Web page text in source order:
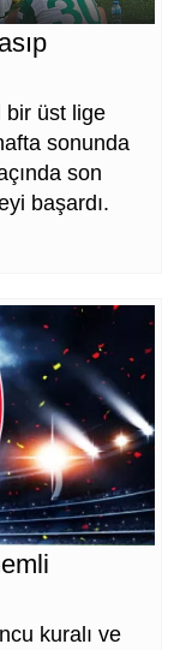
bir üst lige
sonunda
son
başardı.
kuralı ve